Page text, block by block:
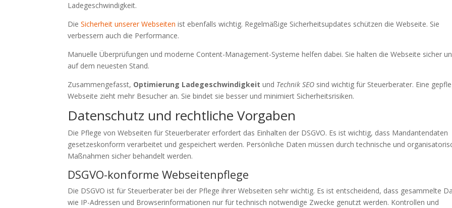
Ladegeschwindigkeit.
DieSicherheit unserer Webseiten ist ebenfalls wichtig. Regelmäßige Sicherheitsupdates schützen die Webseite. Sie
verbessern auch die Performance.
Manuelle Überprüfungen und moderne Content-Management-Systeme helfen dabei. Sie halten die Webseite sicher
auf dem neuesten Stand.
Zusammengefasst, Optimierung Ladegeschwindigkeit und Technik SEO sind wichtig für Steuerberater. Eine
Webseite zieht mehr Besucher an. Sie bindet sie besser und minimiert Sicherheitsrisiken.
Datenschutz und rechtliche Vorgaben
Die Pflege von Webseiten für Steuerberater erfordert das Einhalten der DSGVO. Es ist wichtig, dass Mandantendaten
gesetzeskonform verarbeitet und gespeichert werden. Persönliche Daten müssen durch technische und
Maßnahmen sicher behandelt werden.
DSGVO-konforme Webseitenpflege
Die DSGVO ist für Steuerberater bei der Pflege ihrer Webseiten sehr wichtig. Es ist entscheidend, dass gesammelte
wie IP-Adressen und Browserinformationen nur für technisch notwendige Zwecke genutzt werden. Kontrollen und